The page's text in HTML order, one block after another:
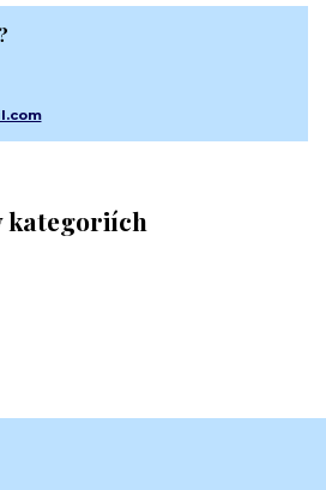
kategoriích